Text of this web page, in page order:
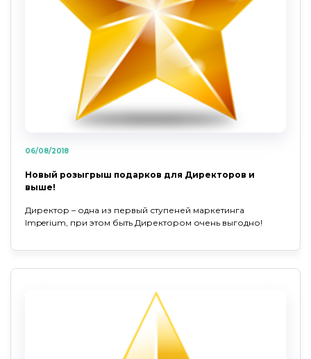
06/08/2018
Новый розыгрыш подарков для Директоров и
выше!
Директор – одна из первый ступеней маркетинга
Imperium, при этом быть Директором очень выгодно!